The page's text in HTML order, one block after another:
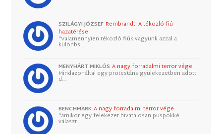
SZILÁGYI JÓZSEF Rembrandt: A tékozló fiú
hazatérése
"Valamennyien tékozló fiúk vagyunk azzal a
különbs…
MENYHÁRT MIKLÓS A nagy forradalmi terror vége
Mindazonáltal egy protestáns gyülekezetben adott
d…
BENCHMARK A nagy forradalmi terror vége
"amikor egy felekezet hivatalosan püspökké
választ…